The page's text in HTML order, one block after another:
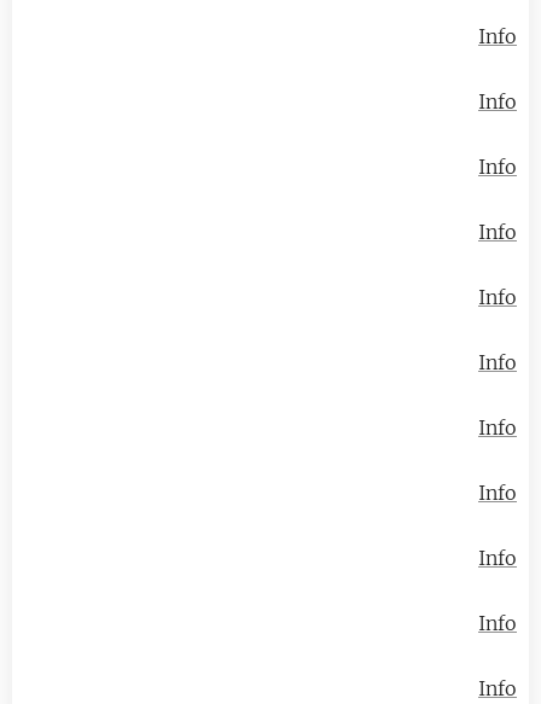
Info
Info
Info
Info
Info
Info
Info
Info
Info
Info
Info